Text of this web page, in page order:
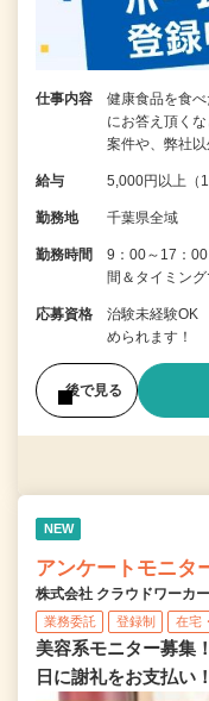
仕事内容
健康食品を食
にお答え頂く
案件や、弊社
給与 5,000円以上（
勤務地 千葉県全域
勤務時間
9：00～17：
間＆タイミン
応募資格
治験未経験OK
められます！
後で見る
NEW
アンケートモニタ
株式会社 クラウドワーカー
業務委託 登録制 在宅
美容系モニター募集
日に謝礼をお支払い